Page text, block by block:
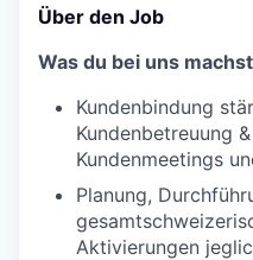
Über den Job
Was du bei uns
Kundenbindung
Kundenbetreuung
Kundenmeetings
Planung,
Aktivierungen